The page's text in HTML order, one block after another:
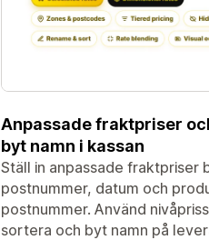
Anpassade fraktpriser
byt namn i kassan
Ställ in anpassade fraktpriser
postnummer, datum och
postnummer. Använd
sortera och byt namn på